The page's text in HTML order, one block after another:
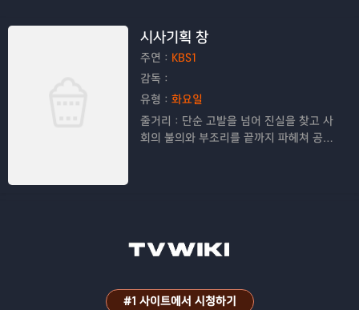
시사기획 창
주연： KBS1
감독：
유형： 화요일
줄거리： 단순 고발을 넘어 진실을 찾고 사
회의 불의와 부조리를 끝까지 파헤쳐 공정
#1 사이트에서 시청하기